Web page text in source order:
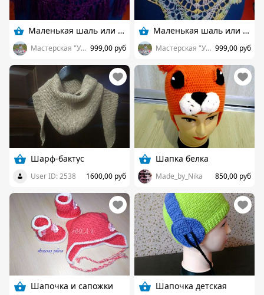
Маленькая шаль или бактус
Мастерская "У Халимы" 999,00 руб
Маленькая шаль или бактус
Мастерская "У Халимы" 999,00 руб
Шарф-бактус
User ID: 2538 1600,00 руб
Шапка белка
Made_by_Nika 850,00 руб
Шапочка и сапожки Шапочка детская